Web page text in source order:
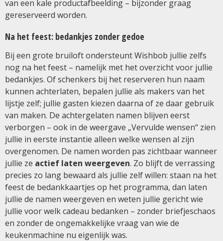
van een kale productafbeelding – bijzonder graag
gereserveerd worden.
Na het feest: bedankjes zonder gedoe
Bij een grote bruiloft ondersteunt Wishbob jullie zelfs
nog na het feest – namelijk met het overzicht voor jullie
bedankjes. Of schenkers bij het reserveren hun naam
kunnen achterlaten, bepalen jullie als makers van het
lijstje zelf; jullie gasten kiezen daarna of ze daar gebruik
van maken. De achtergelaten namen blijven eerst
verborgen – ook in de weergave „Vervulde wensen“ zien
jullie in eerste instantie alleen welke wensen al zijn
overgenomen. De namen worden pas zichtbaar wanneer
jullie ze actief laten weergeven. Zo blijft de verrassing
precies zo lang bewaard als jullie zelf willen: staan na het
feest de bedankkaartjes op het programma, dan laten
jullie de namen weergeven en weten jullie gericht wie
jullie voor welk cadeau bedanken – zonder briefjeschaos
en zonder de ongemakkelijke vraag van wie de
keukenmachine nu eigenlijk was.